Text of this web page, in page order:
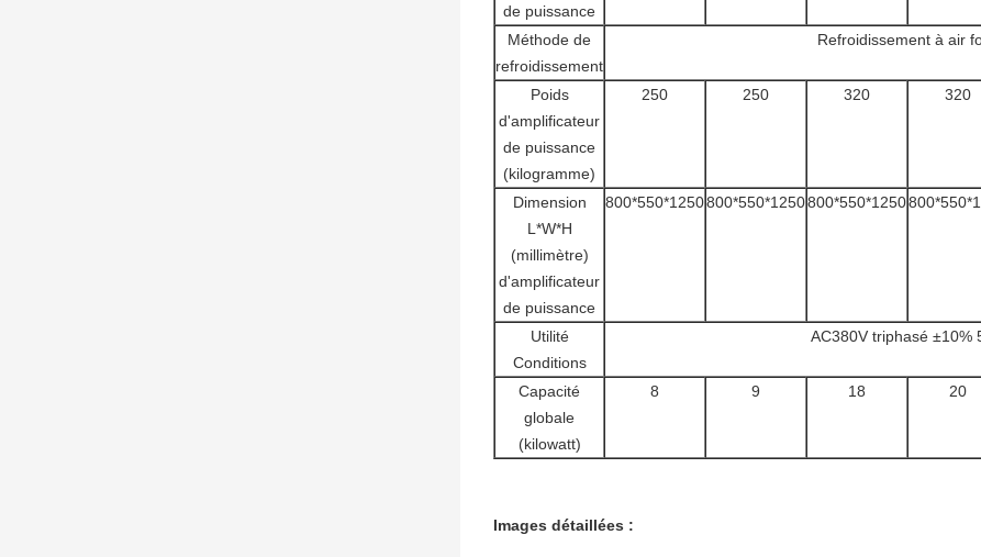
de puissance
Méthode de
refroidissement
Refroidissement à air
Poids
d'amplificateur
de puissance
(kilogramme)
250 250 320 320
Dimension
L*W*H
(millimètre)
d'amplificateur
de puissance
800*550*1250800*550*1250800*550*1250
Utilité
Conditions
AC380V triphasé ±10%
Capacité
globale
(kilowatt)
8 9 18 20
Images détaillées :